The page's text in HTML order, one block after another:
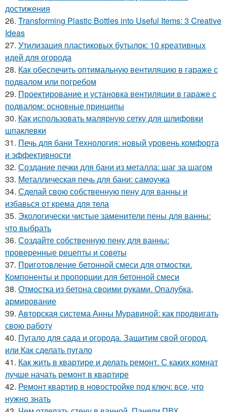
достижения
26. Transforming Plastic Bottles into Useful Items: 3 Creative
Ideas
27. Утилизация пластиковых бутылок: 10 креативных
идей для огорода
28. Как обеспечить оптимальную вентиляцию в гараже с
подвалом или погребом
29. Проектирование и установка вентиляции в гараже с
подвалом: основные принципы
30. Как использовать малярную сетку для шлифовки
шпаклевки
31. Печь для бани Технология: новый уровень комфорта
и эффективности
32. Создание печки для бани из металла: шаг за шагом
33. Металлическая печь для бани: самоучка
34. Сделай свою собственную пену для ванны и
избавься от крема для тела
35. Экологически чистые заменители пены для ванны:
что выбрать
36. Создайте собственную пену для ванны:
проверенные рецепты и советы
37. Приготовление бетонной смеси для отмостки.
Компоненты и пропорции для бетонной смеси
38. Отмостка из бетона своими руками. Опалубка,
армирование
39. Авторская система Анны Муравиной: как продвигать
свою работу
40. Пугало для сада и огорода. Защитим свой огород,
или Как сделать пугало
41. Как жить в квартире и делать ремонт. С каких комнат
лучше начать ремонт в квартире
42. Ремонт квартир в новостройке под ключ: все, что
нужно знать